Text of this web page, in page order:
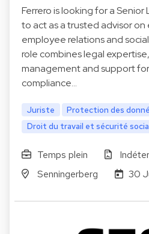
Ferrero is looking for a
to act as a trusted advisor on
employee relations and
role combines legal
management and support
compliance…
Juriste
Protection des
Droit du travail et sécurité
Temps plein
Senningerberg
30